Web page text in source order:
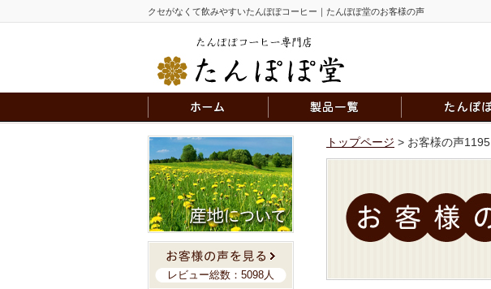
クセがなくて飲みやすいたんぽぽコーヒー｜たんぽぽ堂のお客様の声
トップページ > お客様の声1195
レビュー総数：5098人